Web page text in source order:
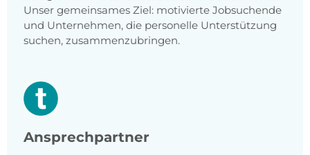
Unser gemeinsames Ziel: motivierte Jobsuchende
und Unternehmen, die personelle Unterstützung
suchen, zusammenzubringen.
Ansprechpartner